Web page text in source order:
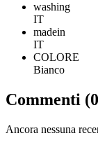
washing
IT
madein
IT
COLORE
Bianco
Commenti
Ancora nessuna